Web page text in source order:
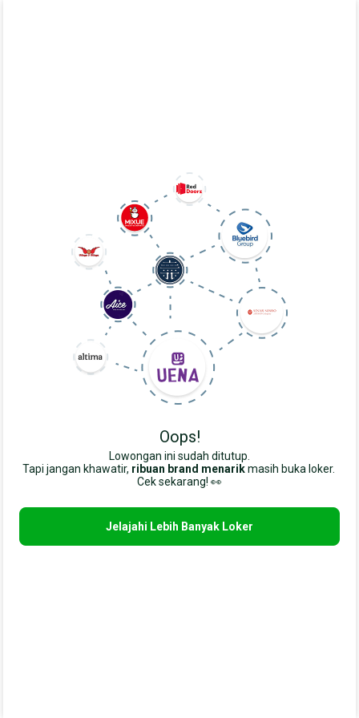
Oops!
Lowongan ini sudah ditutup.
Tapi jangan khawatir, ribuan brand menarik masih buka loker.
Cek sekarang! 👀
Jelajahi Lebih Banyak Loker